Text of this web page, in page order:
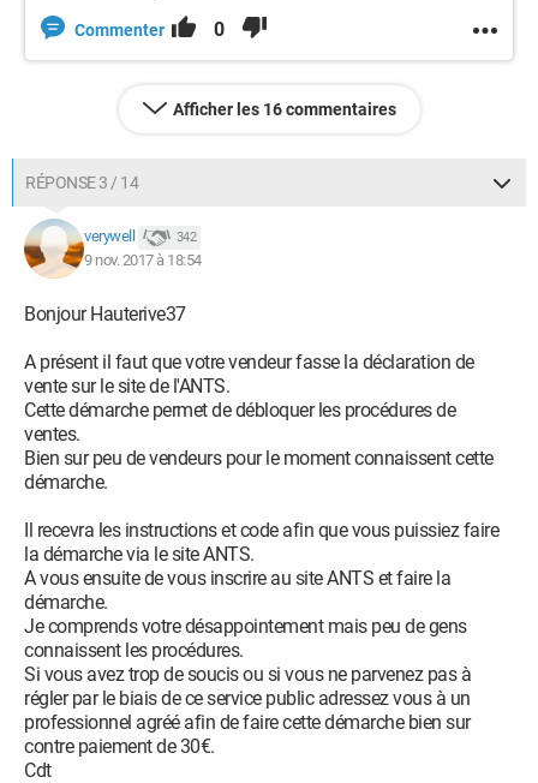
Commenter 0
Afficher les 16 commentaires
RÉPONSE 3 / 14
verywell 342
9 nov. 2017 à 18:54
Bonjour Hauterive37
A présent il faut que votre vendeur fasse la déclaration de
vente sur le site de l'ANTS.
Cette démarche permet de débloquer les procédures de
ventes.
Bien sur peu de vendeurs pour le moment connaissent cette
démarche.
Il recevra les instructions et code afin que vous puissiez faire
la démarche via le site ANTS.
A vous ensuite de vous inscrire au site ANTS et faire la
démarche.
Je comprends votre désappointement mais peu de gens
connaissent les procédures.
Si vous avez trop de soucis ou si vous ne parvenez pas à
régler par le biais de ce service public adressez vous à un
professionnel agréé afin de faire cette démarche bien sur
contre paiement de 30€.
Cdt